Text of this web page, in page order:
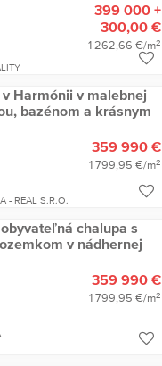
399 000 +
300,00 €
1 262,66 €/m2
v Harmónii v malebnej
bazénom a krásnym
359 990 €
1 799,95 €/m2
- REAL S.R.O.
chalupa s
v nádhernej
359 990 €
1 799,95 €/m2